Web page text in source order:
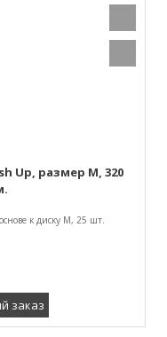
Up, размер M, 320
к диску M, 25 шт.
заказ